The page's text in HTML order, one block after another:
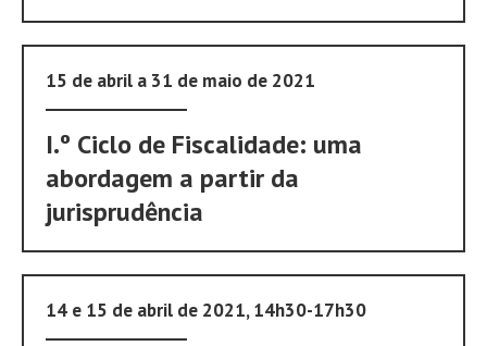
15 de abril a 31 de maio de 2021
I.º Ciclo de Fiscalidade: uma
abordagem a partir da
jurisprudência
14 e 15 de abril de 2021, 14h30-17h30